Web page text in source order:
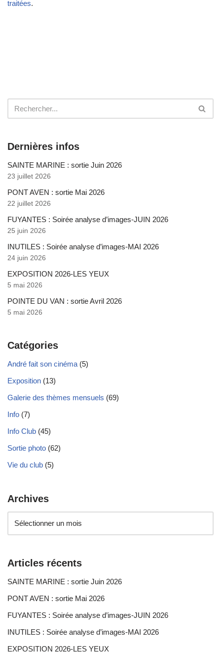
traitées.
Dernières infos
SAINTE MARINE : sortie Juin 2026
23 juillet 2026
PONT AVEN : sortie Mai 2026
22 juillet 2026
FUYANTES : Soirée analyse d’images-JUIN 2026
25 juin 2026
INUTILES : Soirée analyse d’images-MAI 2026
24 juin 2026
EXPOSITION 2026-LES YEUX
5 mai 2026
POINTE DU VAN : sortie Avril 2026
5 mai 2026
Catégories
André fait son cinéma (5)
Exposition (13)
Galerie des thèmes mensuels (69)
Info (7)
Info Club (45)
Sortie photo (62)
Vie du club (5)
Archives
Articles récents
SAINTE MARINE : sortie Juin 2026
PONT AVEN : sortie Mai 2026
FUYANTES : Soirée analyse d’images-JUIN 2026
INUTILES : Soirée analyse d’images-MAI 2026
EXPOSITION 2026-LES YEUX